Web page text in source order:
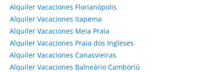
Alquiler Vacaciones Florianópolis
Alquiler Vacaciones Itapema
Alquiler Vacaciones Meia Praia
Alquiler Vacaciones Praia dos Ingleses
Alquiler Vacaciones Canasvieiras
Alquiler Vacaciones Balneário Camboriú